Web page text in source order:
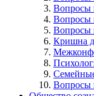
Вопросы
Вопросы
Вопросы
Кришна
Вопросы